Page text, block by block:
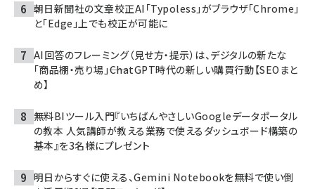
朝日新聞社の文章校正AI「Typoless」がブラウザ「Chrome」
と「Edge」上でも校正が可能に
AI回答のフレーミング（見せ方・提示）は、デジタルの新たな
「商品棚・売り場」――ChatGPT時代の新しい購買行動【SEOまと
め】
無料BIツール入門『いちばんやさしいGoogleデータポータル
の教本 人気講師が教える業務で使えるダッシュボード構築の
基本』を3名様にプレゼント
明日からすぐに使える、Gemini Notebookを無料で使い倒